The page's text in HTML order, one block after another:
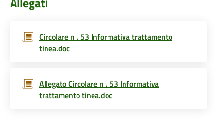
Circolare n . 53 Informativa trattamento
tinea.doc
Allegato Circolare n . 53 Informativa
trattamento tinea.doc